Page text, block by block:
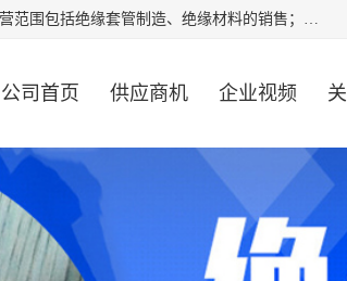
常州市国枫绝缘材料有限公司成立于2012年，注册地位于常州市金坛区直溪镇，经营范围包括绝缘套管制造、绝缘材料的销售；专业生产各种：黄腊管、自熄管、硅胶管、定纹管，厂价直销。
公司首页 供应商机 企业视频
公司动态